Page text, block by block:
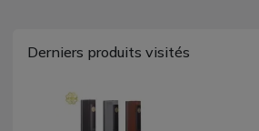
Derniers produits visités